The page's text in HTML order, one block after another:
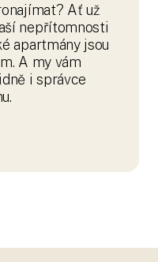
Ať už
nepřítomnosti
apartmány jsou
A my vám
i správce